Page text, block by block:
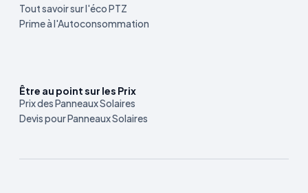
Tout savoir sur l'éco PTZ
Prime à l'Autoconsommation
Être au point sur les Prix
Prix des Panneaux Solaires
Devis pour Panneaux Solaires